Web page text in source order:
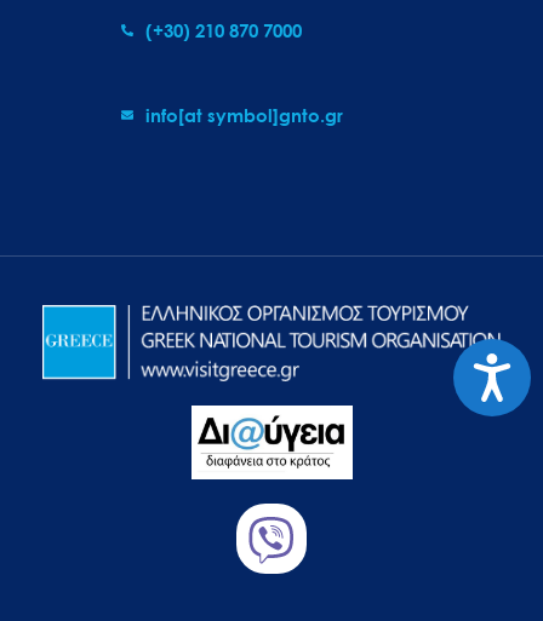
(+30) 210 870 7000
info[at symbol]gnto.gr